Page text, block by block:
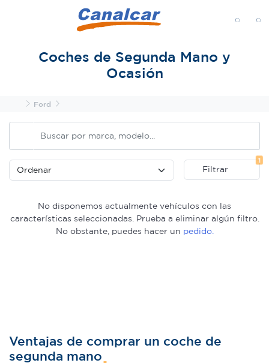
Coches de Segunda Mano y
Ocasión
InicioFord
Filtrar
1
No disponemos actualmente vehículos con las
características seleccionadas. Prueba a eliminar algún filtro.
No obstante, puedes hacer un pedido.
Ventajas de comprar un coche de
segunda mano